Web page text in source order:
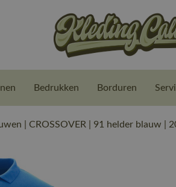
Bedrukken Borduren
| CROSSOVER | 91 helder blauw |